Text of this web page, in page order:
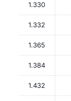
1.330
1.332
1.365
1.384
1.432